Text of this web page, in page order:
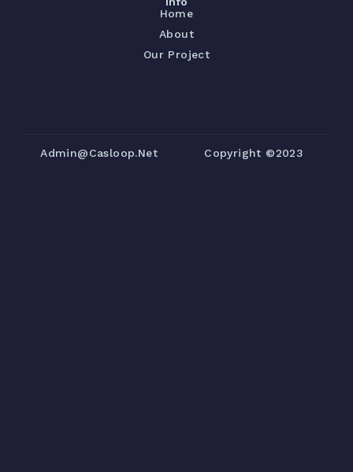
Home
About
Our Project
Admin@casloop.net Copyright ©2023